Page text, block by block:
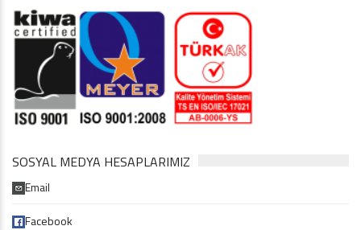
SOSYAL MEDYA HESAPLARIMIZ
Email
Facebook